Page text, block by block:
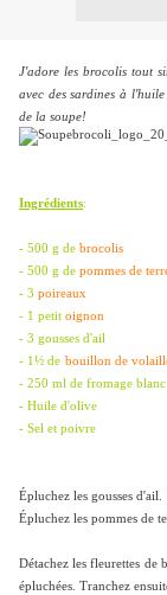
J'adore les brocolis tout
avec des sardines à l'huile
de la soupe!
Ingrédients:
- 500 g de brocolis
- 500 g de pommes de
- 3 poireaux
- 1 petit oignon
- 3 gousses d'ail
- 1½ de bouillon de
- 250 ml de fromage blanc
- Huile d'olive
- Sel et poivre
Épluchez les gousses
Épluchez les pommes de
Détachez les fleurettes de
épluchées. Tranchez